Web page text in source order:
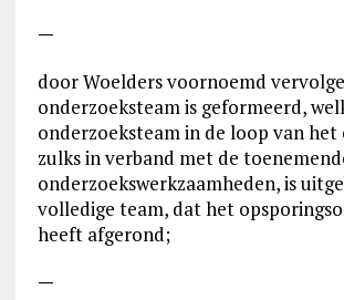
—
door Woelders voornoemd
onderzoeksteam is geformeerd,
onderzoeksteam in de loop van het
zulks in verband met de
onderzoekswerkzaamheden, is
volledige team, dat het
heeft afgerond;
—